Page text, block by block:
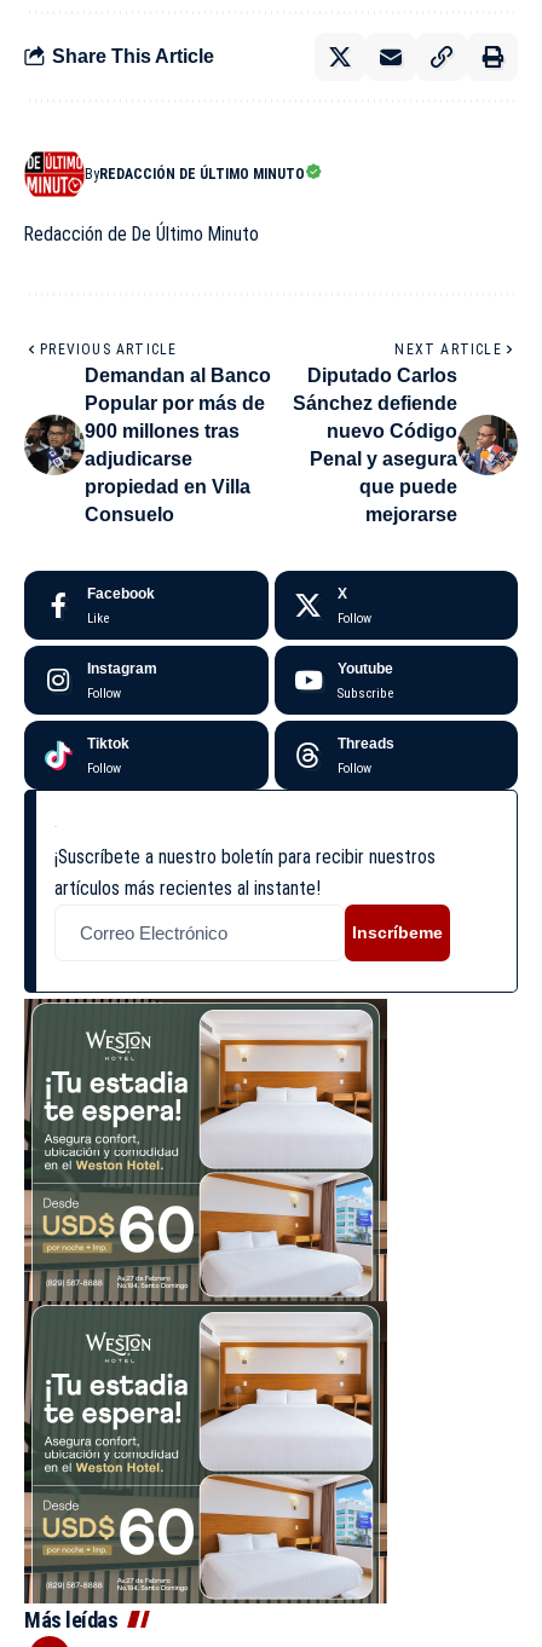
Share This Article
ByREDACCIÓN DE ÚLTIMO MINUTO
Redacción de De Último Minuto
PREVIOUS ARTICLE
Demandan al Banco
Popular por más de
900 millones tras
adjudicarse
propiedad en Villa
Consuelo
NEXT ARTICLE
Diputado Carlos
Sánchez defiende
nuevo Código
Penal y asegura
que puede
mejorarse
Facebook
Like
X
Follow
Instagram
Follow
Youtube
Subscribe
Tiktok
Follow
Threads
Follow
¡Suscríbete a nuestro boletín para recibir nuestros
artículos más recientes al instante!
Inscríbeme
Más leídas